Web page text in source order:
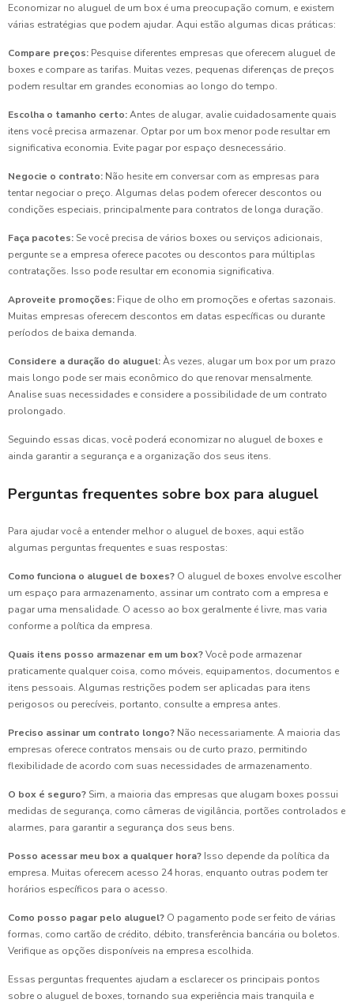
Economizar no aluguel de um box é uma preocupação comum, e existem
várias estratégias que podem ajudar. Aqui estão algumas dicas práticas:
Compare preços: Pesquise diferentes empresas que oferecem aluguel de
boxes e compare as tarifas. Muitas vezes, pequenas diferenças de preços
podem resultar em grandes economias ao longo do tempo.
Escolha o tamanho certo:Antes de alugar, avalie cuidadosamente quais
itens você precisa armazenar. Optar por um box menor pode resultar em
significativa economia. Evite pagar por espaço desnecessário.
Negocie o contrato: Não hesite em conversar com as empresas para
tentar negociar o preço. Algumas delas podem oferecer descontos ou
condições especiais, principalmente para contratos de longa duração.
Faça pacotes: Se você precisa de vários boxes ou serviços adicionais,
pergunte se a empresa oferece pacotes ou descontos para múltiplas
contratações. Isso pode resultar em economia significativa.
Aproveite promoções: Fique de olho em promoções e ofertas sazonais.
Muitas empresas oferecem descontos em datas específicas ou durante
períodos de baixa demanda.
Considere a duração do aluguel:Às vezes, alugar um box por um prazo
mais longo pode ser mais econômico do que renovar mensalmente.
Analise suas necessidades e considere a possibilidade de um contrato
prolongado.
Seguindo essas dicas, você poderá economizar no aluguel de boxes e
ainda garantir a segurança e a organização dos seus itens.
Perguntas frequentes sobre box para aluguel
Para ajudar você a entender melhor o aluguel de boxes, aqui estão
algumas perguntas frequentes e suas respostas:
Como funciona o aluguel de boxes? O aluguel de boxes envolve escolher
um espaço para armazenamento, assinar um contrato com a empresa e
pagar uma mensalidade. O acesso ao box geralmente é livre, mas varia
conforme a política da empresa.
Quais itens posso armazenar em um box?Você pode armazenar
praticamente qualquer coisa, como móveis, equipamentos, documentos e
itens pessoais. Algumas restrições podem ser aplicadas para itens
perigosos ou perecíveis, portanto, consulte a empresa antes.
Preciso assinar um contrato longo? Não necessariamente. A maioria das
empresas oferece contratos mensais ou de curto prazo, permitindo
flexibilidade de acordo com suas necessidades de armazenamento.
O box é seguro? Sim, a maioria das empresas que alugam boxes possui
medidas de segurança, como câmeras de vigilância, portões controlados e
alarmes, para garantir a segurança dos seus bens.
Posso acessar meu box a qualquer hora? Isso depende da política da
empresa. Muitas oferecem acesso 24 horas, enquanto outras podem ter
horários específicos para o acesso.
Como posso pagar pelo aluguel? O pagamento pode ser feito de várias
formas, como cartão de crédito, débito, transferência bancária ou boletos.
Verifique as opções disponíveis na empresa escolhida.
Essas perguntas frequentes ajudam a esclarecer os principais pontos
sobre o aluguel de boxes, tornando sua experiência mais tranquila e